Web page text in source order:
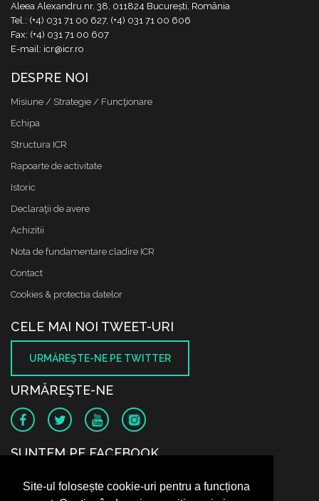
Site-ul folosește cookie-uri pentru a funcționa
Aleea Alexandru nr. 38, 011824 București, România
Tel.: (+4) 031 71 00 627, (+4) 031 71 00 606
Fax: (+4) 031 71 00 607
E-mail: icr@icr.ro
DESPRE NOI
Misiune / Strategie / Funcţionare
Echipa
Structura ICR
Rapoarte de activitate
Istoric
Declaraţii de avere
Achizitii
Nota de fundamentare cladire ICR
Contact
Cookies & protectia datelor
CELE MAI NOI TWEET-URI
URMĂREŞTE-NE PE TWITTER
URMĂREŞTE-NE
SUNTEM PE FACEBOOK